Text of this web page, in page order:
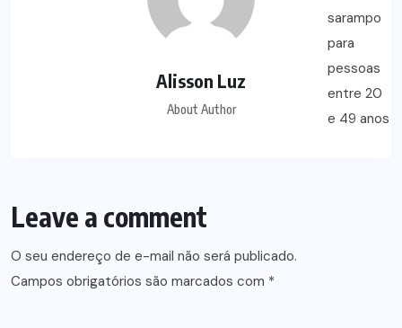
Alisson Luz
About Author
Leave a comment
O seu endereço de e-mail não será publicado.
Campos obrigatórios são marcados com *